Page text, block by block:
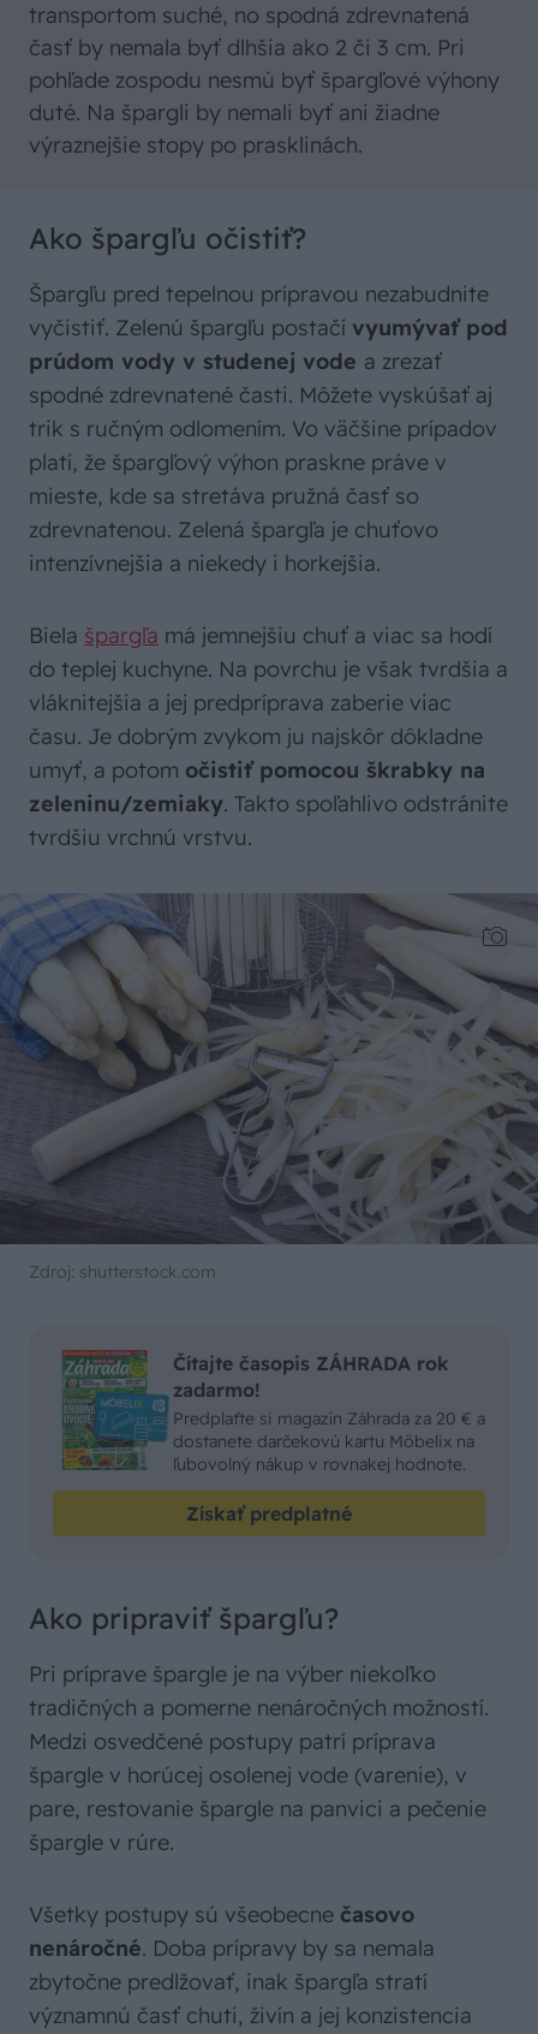
transportom suché, no spodná zdrevnatená
časť by nemala byť dlhšia ako 2 či 3 cm. Pri
pohľade zospodu nesmú byť špargľové výhony
duté. Na špargli by nemali byť ani žiadne
výraznejšie stopy po prasklinách.
Ako špargľu očistiť?
Špargľu pred tepelnou prípravou nezabudnite
vyčistiť. Zelenú špargľu postačí vyumývať pod
prúdom vody v studenej vode a zrezať
spodné zdrevnatené časti. Môžete vyskúšať aj
trik s ručným odlomením. Vo väčšine prípadov
platí, že špargľový výhon praskne práve v
mieste, kde sa stretáva pružná časť so
zdrevnatenou. Zelená špargľa je chuťovo
intenzívnejšia a niekedy i horkejšia.
Biela špargľa má jemnejšiu chuť a viac sa hodí
do teplej kuchyne. Na povrchu je však tvrdšia a
vláknitejšia a jej predpríprava zaberie viac
času. Je dobrým zvykom ju najskôr dôkladne
umyť, a potom očistiť pomocou škrabky na
zeleninu/zemiaky. Takto spoľahlivo odstránite
tvrdšiu vrchnú vrstvu.
Zdroj: shutterstock.com
Čítajte časopis ZÁHRADA rok
zadarmo!
Predplaťte si magazín Záhrada za 20 € a
dostanete darčekovú kartu Möbelix na
ľubovolný nákup v rovnakej hodnote.
Získať predplatné
Ako pripraviť špargľu?
Pri príprave špargle je na výber niekoľko
tradičných a pomerne nenáročných možností.
Medzi osvedčené postupy patrí príprava
špargle v horúcej osolenej vode (varenie), v
pare, restovanie špargle na panvici a pečenie
špargle v rúre.
Všetky postupy sú všeobecne časovo
nenáročné. Doba prípravy by sa nemala
zbytočne predlžovať, inak špargľa stratí
významnú časť chuti, živín a jej konzistencia